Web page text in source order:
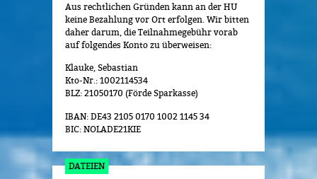
Aus rechtlichen Gründen kann an der HU
keine Bezahlung vor Ort erfolgen. Wir bitten
daher darum, die Teilnahmegebühr vorab
auf folgendes Konto zu überweisen:
Klauke, Sebastian
Kto-Nr.: 1002114534
BLZ: 21050170 (Förde Sparkasse)
IBAN: DE43 2105 0170 1002 1145 34
BIC: NOLADE21KIE
DATEIEN